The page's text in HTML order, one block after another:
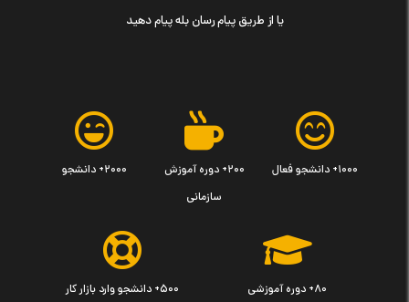
یا از طریق پیام رسان بله پیام دهید
۱۰۰۰+ دانشجو فعال
۲۰۰+ دوره آموزش
سازمانی
۲۰۰۰+ دانشجو
۸۰+ دوره آموزشی ۵۰۰+ دانشجو وارد بازار کار